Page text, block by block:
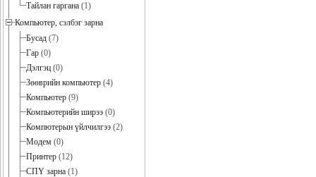
Тайлан гаргана (1)
Компьютер, сэлбэг зарна
Бусад (7)
Гар (0)
Дэлгэц (0)
Зөөврийн компьютер (4)
Компьютер (9)
Компьютерийн ширээ (0)
Компютерын үйлчилгээ (2)
Модем (0)
Принтер (12)
СПҮ зарна (1)